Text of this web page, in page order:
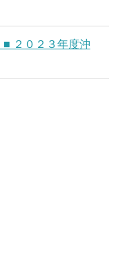
２０２３年度沖